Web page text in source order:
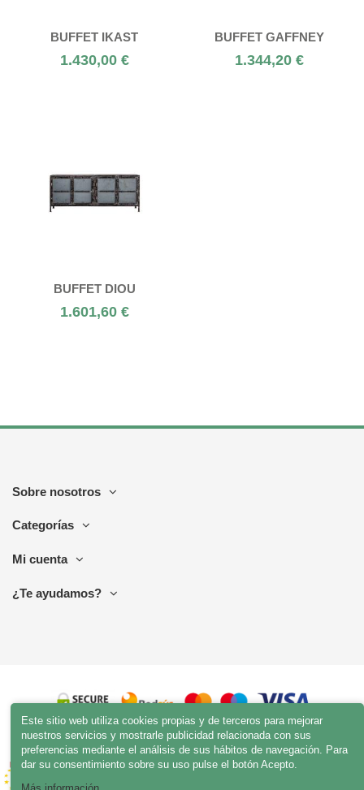
BUFFET IKAST
1.430,00 €
BUFFET GAFFNEY
1.344,20 €
BUFFET DIOU
1.601,60 €
Sobre nosotros
Categorías
Mi cuenta
¿Te ayudamos?
Este sitio web utiliza cookies propias y de terceros para mejorar
nuestros servicios y mostrarle publicidad relacionada con sus
preferencias mediante el análisis de sus hábitos de navegación. Para
dar su consentimiento sobre su uso pulse el botón Acepto.